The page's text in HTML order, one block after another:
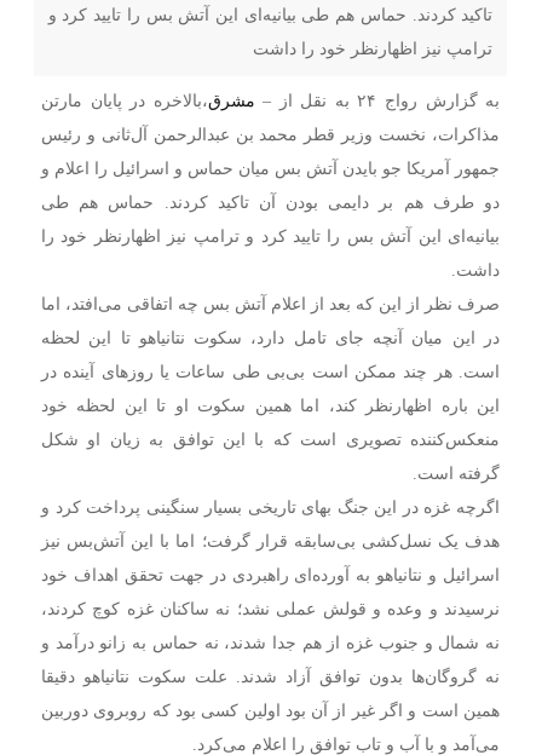
تاکید کردند. حماس هم طی بیانیه‌ای این آتش بس را تایید کرد و
ترامپ نیز اظهارنظر خود را داشت
به گزارش رواج ۲۴ به نقل از – مشرق،بالاخره در پایان مارتن
مذاکرات، نخست وزیر قطر محمد بن عبدالرحمن آل‌ثانی و رئیس
جمهور آمریکا جو بایدن آتش بس میان حماس و اسرائیل را اعلام و
دو طرف هم بر دایمی بودن آن تاکید کردند. حماس هم طی
بیانیه‌ای این آتش بس را تایید کرد و ترامپ نیز اظهارنظر خود را
داشت.
صرف نظر از این که بعد از اعلام آتش بس چه اتفاقی می‌افتد، اما
در این میان آنچه جای تامل دارد، سکوت نتانیاهو تا این لحظه
است. هر چند ممکن است بی‌بی طی ساعات یا روزهای آینده در
این باره اظهارنظر کند، اما همین سکوت او تا این لحظه خود
منعکس‌کننده تصویری است که با این توافق به زیان او شکل
گرفته است.
اگرچه غزه در این جنگ بهای تاریخی بسیار سنگینی پرداخت کرد و
هدف یک نسل‌کشی بی‌سابقه قرار گرفت؛ اما با این آتش‌بس نیز
اسرائیل و نتانیاهو به آورده‌ای راهبردی در جهت تحقق اهداف خود
نرسیدند و وعده و قولش عملی نشد؛ نه ساکنان غزه کوچ کردند،
نه شمال و جنوب غزه از هم جدا شدند، نه حماس به زانو درآمد و
نه گروگان‌ها بدون توافق آزاد شدند. علت سکوت نتانیاهو دقیقا
همین است و اگر غیر از آن بود اولین کسی بود که روبروی دوربین
می‌آمد و با آب و تاب توافق را اعلام می‌کرد.